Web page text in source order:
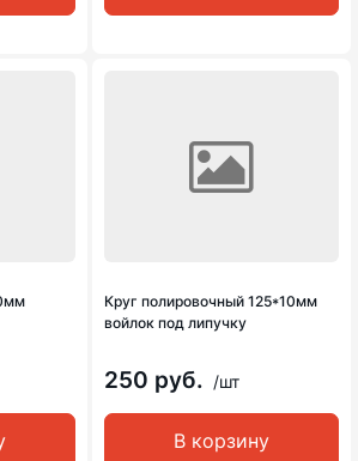
Круг полировочный 125*10мм
войлок под липучку
250 руб. /шт
В корзину